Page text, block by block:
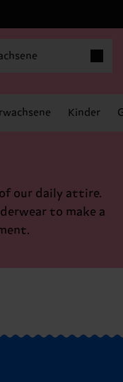
Kinder
our daily attire.
to make a